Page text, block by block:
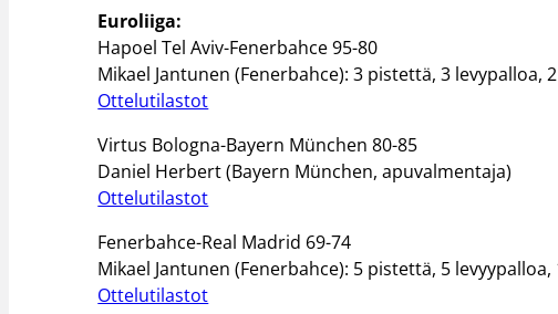
Euroliiga:
Hapoel Tel Aviv-Fenerbahce 95-80
Mikael Jantunen (Fenerbahce): 3 pistettä, 3 levypalloa,
Ottelutilastot
Virtus Bologna-Bayern München 80-85
Daniel Herbert (Bayern München, apuvalmentaja)
Ottelutilastot
Fenerbahce-Real Madrid 69-74
Mikael Jantunen (Fenerbahce): 5 pistettä, 5
Ottelutilastot